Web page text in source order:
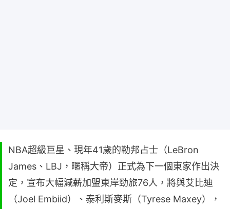
NBA超級巨星、現年41歲的勒邦占士（LeBron
James、LBJ，暱稱大帝）正式為下一個東家作出決
定，宣布大幅減薪加盟東岸勁旅76人，將與艾比迪
（Joel Embiid）、泰利斯麥斯（Tyrese Maxey），